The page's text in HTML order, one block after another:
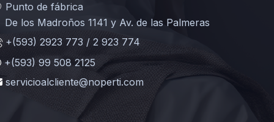
Punto de fábrica
los Madroños 1141 y Av. de las Palmeras
+(593) 2923 773 / 2 923 774
+(593) 99 508 2125
servicioalcliente@noperti.com